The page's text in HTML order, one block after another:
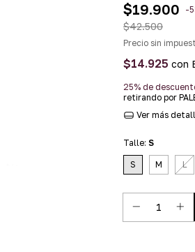
$19.900 -
$42.500
Precio sin
$14.925 con
25% de
retirando por
Ver más
Talle: S
S M L